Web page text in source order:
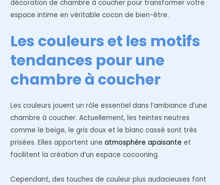
décoration de chambre à coucher pour transformer votre
espace intime en véritable cocon de bien-être.
Les couleurs et les motifs
tendances pour une
chambre à coucher
Les couleurs jouent un rôle essentiel dans l’ambiance d’une
chambre à coucher. Actuellement, les teintes neutres
comme le beige, le gris doux et le blanc cassé sont très
prisées. Elles apportent uneatmosphère apaisante et
facilitent la création d’un espace cocooning.
Cependant, des touches de couleur plus audacieuses font